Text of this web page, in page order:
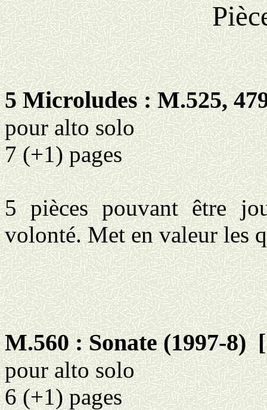
5 Microludes : M.525,
pour alto solo
7 (+1) pages
5 pièces pouvant être
volonté. Met en valeur les
M.560 : Sonate (1997-8)
pour alto solo
6 (+1) pages